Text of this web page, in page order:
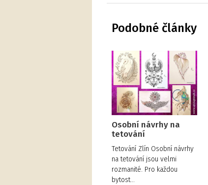
Podobné články
Osobní návrhy na
tetování
Tetování Zlín Osobní návrhy
na tetování jsou velmi
rozmanité. Pro každou
bytost…